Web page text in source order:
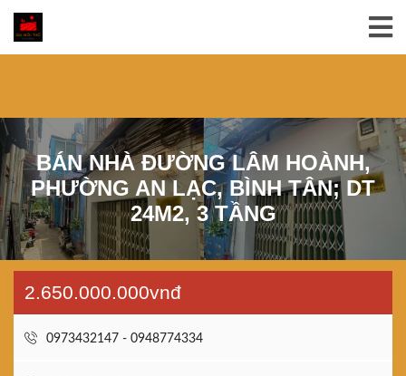
BÁN NHÀ ĐƯỜNG LÂM HOÀNH,
PHƯỜNG AN LẠC, BÌNH TÂN; DT
24M2, 3 TẦNG
2.650.000.000vnđ
0973432147 - 0948774334